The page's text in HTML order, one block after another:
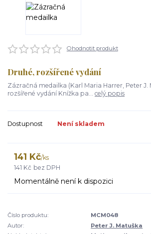
Ohodnotit produkt
Druhé, rozšířené vydání
Zázračná medailka (Karl Maria Harrer, Peter J.
rozšířené vydání Knížka pa... celý popis
Dostupnost Není skladem
141 Kč/ks
141 Kč bez DPH
Momentálně není k dispozici
Číslo produktu:
MCM048
Autor:
Peter J. Matuška